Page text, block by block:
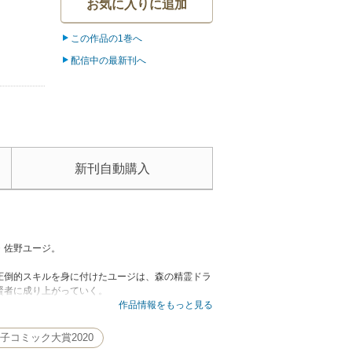
お気に入りに追加
この作品の1巻へ
配信中の最新刊へ
新刊自動購入
野ユージ。
的スキルを身に付けたユージは、森の精霊ドラ
に成り上がっていく。
作品情報をもっと見る
コミック大賞2020